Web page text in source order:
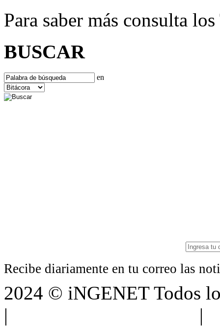
Para saber más consulta
BUSCAR
en
Recibe diariamente en tu correo las
2024 © iNGENET Todos
|
|